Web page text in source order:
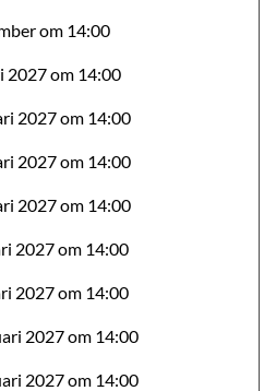
om 14:00
2027 om 14:00
2027 om 14:00
2027 om 14:00
2027 om 14:00
2027 om 14:00
2027 om 14:00
2027 om 14:00
2027 om 14:00